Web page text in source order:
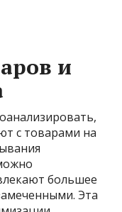
и
с товарами на
большее
Эта